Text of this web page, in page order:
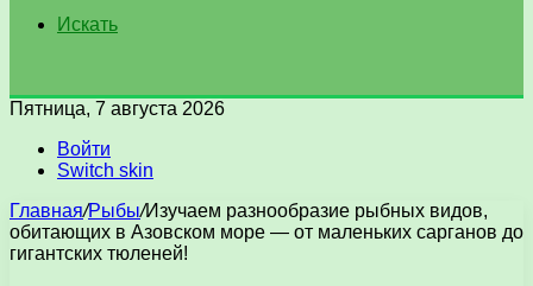
Искать
Пятница, 7 августа 2026
Войти
Switch skin
Главная/Рыбы/Изучаем разнообразие рыбных видов,
обитающих в Азовском море — от маленьких сарганов до
гигантских тюленей!